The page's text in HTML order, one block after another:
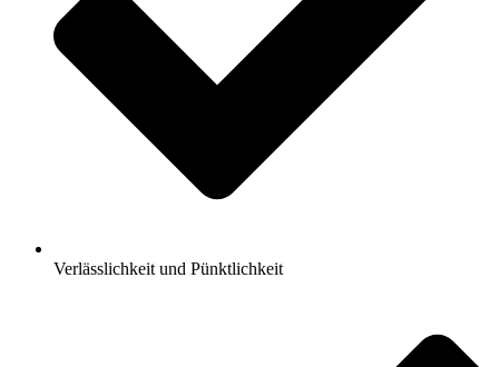
Verlässlichkeit und Pünktlichkeit